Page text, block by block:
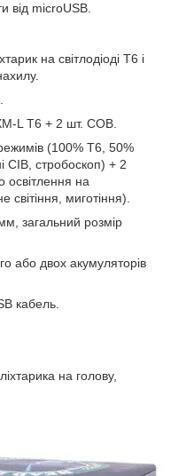
від microUSB.
на світлодіоді Т6 і
L T6 + 2 шт. СОВ.
(100% Т6, 50%
СІВ, стробоскоп) + 2
освітлення на
світіння, миготіння).
загальний розмір
або двох акумуляторів
кабель.
на голову,